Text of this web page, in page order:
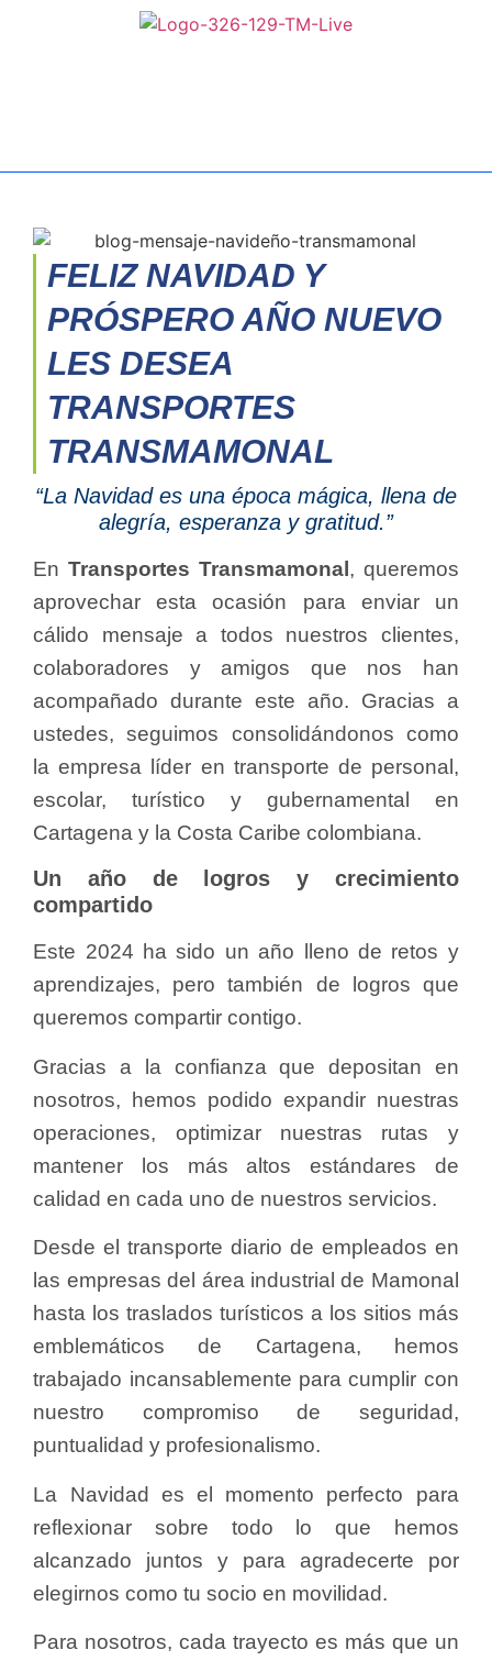
FELIZ NAVIDAD Y
PRÓSPERO AÑO NUEVO
LES DESEA
TRANSPORTES
TRANSMAMONAL
“La Navidad es una época mágica, llena de
alegría, esperanza y gratitud.”
EnTransportes Transmamonal , queremos
aprovechar esta ocasión para enviar un
cálido mensaje a todos nuestros clientes,
colaboradores y amigos que nos han
acompañado durante este año. Gracias a
ustedes, seguimos consolidándonos como
la empresa líder en transporte de personal,
escolar, turístico y gubernamental en
Cartagena y la Costa Caribe colombiana.
Un año de logros y crecimiento
compartido
Este 2024 ha sido un año lleno de retos y
aprendizajes, pero también de logros que
queremos compartir contigo.
Gracias a la confianza que depositan en
nosotros, hemos podido expandir nuestras
operaciones, optimizar nuestras rutas y
mantener los más altos estándares de
calidad en cada uno de nuestros servicios.
Desde el transporte diario de empleados en
las empresas del área industrial de Mamonal
hasta los traslados turísticos a los sitios más
emblemáticos de Cartagena, hemos
trabajado incansablemente para cumplir con
nuestro compromiso de seguridad,
puntualidad y profesionalismo.
La Navidad es el momento perfecto para
reflexionar sobre todo lo que hemos
alcanzado juntos y para agradecerte por
elegirnos como tu socio en movilidad.
Para nosotros, cada trayecto es más que un